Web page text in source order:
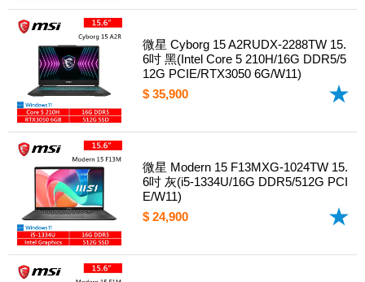
微星 Cyborg 15 A2RUDX-2288TW 15.
6吋 黑(Intel Core 5 210H/16G DDR5/5
12G PCIE/RTX3050 6G/W11)
$ 35,900
微星 Modern 15 F13MXG-1024TW 15.
6吋 灰(i5-1334U/16G DDR5/512G PCI
E/W11)
$ 24,900